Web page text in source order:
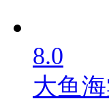
8.0
大鱼